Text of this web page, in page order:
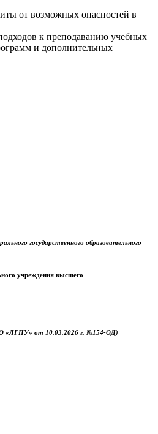
от возможных опасностей в
к преподаванию учебных
и дополнительных
государственного образовательного
учреждения высшего
«ЛГПУ» от 10.03.2026 г. №154-ОД)